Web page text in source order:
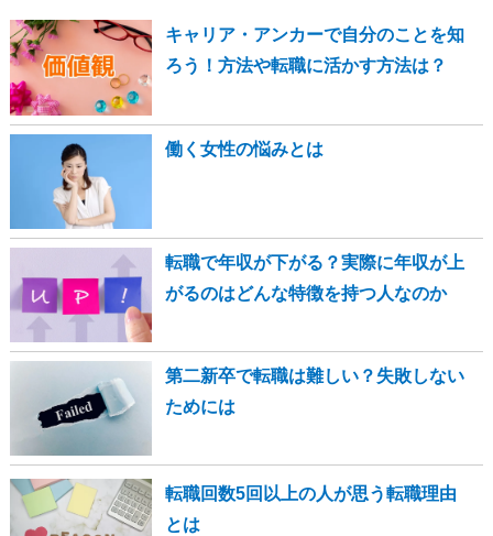
キャリア・アンカーで自分のことを知
ろう！方法や転職に活かす方法は？
働く女性の悩みとは
転職で年収が下がる？実際に年収が上
がるのはどんな特徴を持つ人なのか
第二新卒で転職は難しい？失敗しない
ためには
転職回数5回以上の人が思う転職理由
とは